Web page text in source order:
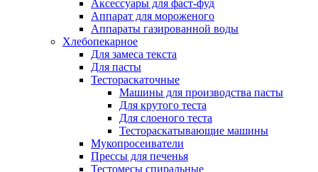
Аксессуары для фаст-фуд
Аппарат для мороженого
Аппараты газированной воды
Хлебопекарное
Для замеса текста
Для пасты
Тестораскаточные
Машины для производства пасты
Для крутого теста
Для слоеного теста
Тестораскатывающие машины
Мукопросеиватели
Прессы для печенья
Тестомесы спиральные